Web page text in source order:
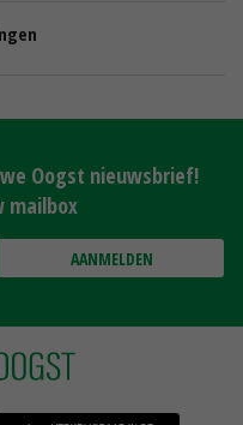
Oogst nieuwsbrief!
mailbox
AANMELDEN